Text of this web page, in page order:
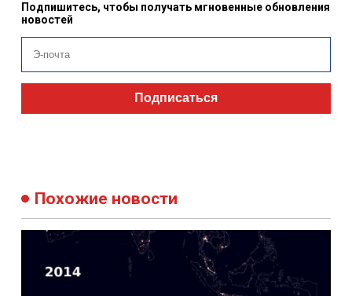
Подпишитесь, чтобы получать мгновенные обновления
новостей
Подписаться
Похожие новости